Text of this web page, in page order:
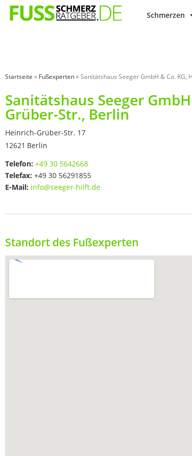
Schmerzen
Startseite » Fußexperten»Sanitätshaus Seeger GmbH & Co. KG,
Sanitätshaus Seeger
Grüber-Str., Berlin
Heinrich-Grüber-Str. 17
12621 Berlin
Telefon: +49 30 5642668
Telefax: +49 30 56291855
E-Mail: info@seeger-hilft.de
Standort des Fußexperten